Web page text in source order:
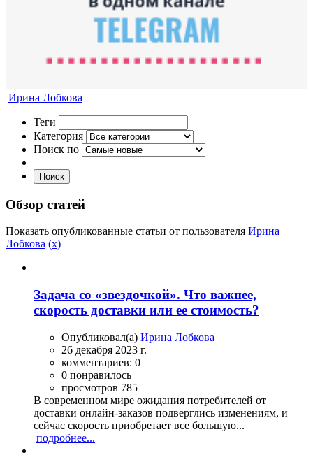
Ирина Лобкова
Теги
Категория
Поиск по
Поиск
Обзор статей
Показать опубликованные статьи от пользователя Ирина
Лобкова (x)
Задача со «звездочкой». Что важнее,
скорость доставки или ее стоимость?
Опубликовал(а) Ирина Лобкова
26 декабря 2023 г.
комментариев: 0
0 понравилось
просмотров 785
В современном мире ожидания потребителей от
доставки онлайн-заказов подверглись изменениям, и
сейчас скорость приобретает все большую...
подробнее...